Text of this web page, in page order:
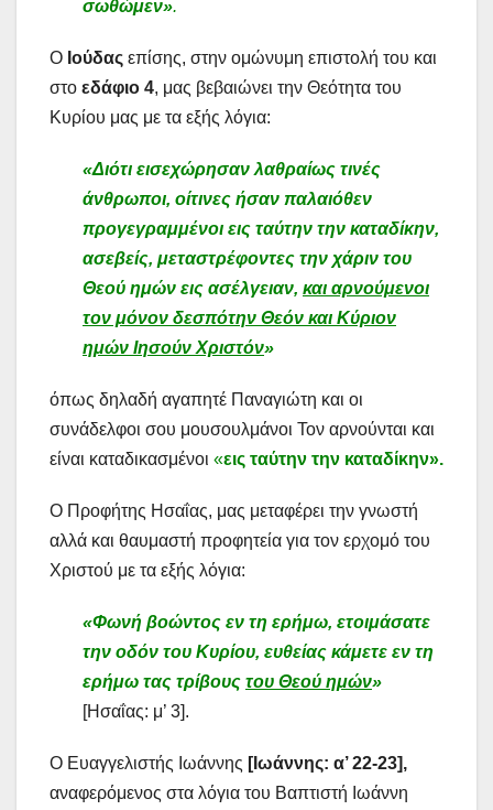
σωθώμεν».
Ο Ιούδας επίσης, στην ομώνυμη επιστολή του και
στο εδάφιο 4, μας βεβαιώνει την Θεότητα του
Κυρίου μας με τα εξής λόγια:
«Διότι εισεχώρησαν λαθραίως τινές
άνθρωποι, οίτινες ήσαν παλαιόθεν
προγεγραμμένοι εις ταύτην την καταδίκην,
ασεβείς, μεταστρέφοντες την χάριν του
Θεού ημών εις ασέλγειαν, και αρνούμενοι
τον μόνον δεσπότην Θεόν και Κύριον
ημών Ιησούν Χριστόν»
όπως δηλαδή αγαπητέ Παναγιώτη και οι
συνάδελφοι σου μουσουλμάνοι Τον αρνούνται και
είναι καταδικασμένοι «εις ταύτην την καταδίκην».
Ο Προφήτης Ησαΐας, μας μεταφέρει την γνωστή
αλλά και θαυμαστή προφητεία για τον ερχομό του
Χριστού με τα εξής λόγια:
«Φωνή βοώντος εν τη ερήμω, ετοιμάσατε
την οδόν του Κυρίου, ευθείας κάμετε εν τη
ερήμω τας τρίβους του Θεού ημών»
[Ησαΐας: μ’ 3].
Ο Ευαγγελιστής Ιωάννης [Ιωάννης: α’ 22-23],
αναφερόμενος στα λόγια του Βαπτιστή Ιωάννη